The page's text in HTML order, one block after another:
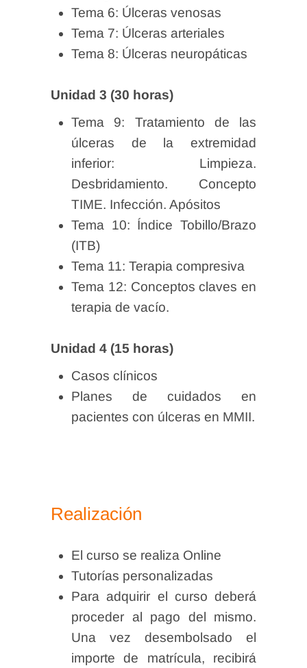
Tema 6: Úlceras venosas
Tema 7: Úlceras arteriales
Tema 8: Úlceras neuropáticas
Unidad 3 (30 horas)
Tema 9: Tratamiento de las
úlceras de la extremidad
inferior: Limpieza.
Desbridamiento. Concepto
TIME. Infección. Apósitos
Tema 10: Índice Tobillo/Brazo
(ITB)
Tema 11: Terapia compresiva
Tema 12: Conceptos claves en
terapia de vacío.
Unidad 4 (15 horas)
Casos clínicos
Planes de cuidados en
pacientes con úlceras en MMII.
Realización
El curso se realiza Online
Tutorías personalizadas
Para adquirir el curso deberá
proceder al pago del mismo.
Una vez desembolsado el
importe de matrícula, recibirá